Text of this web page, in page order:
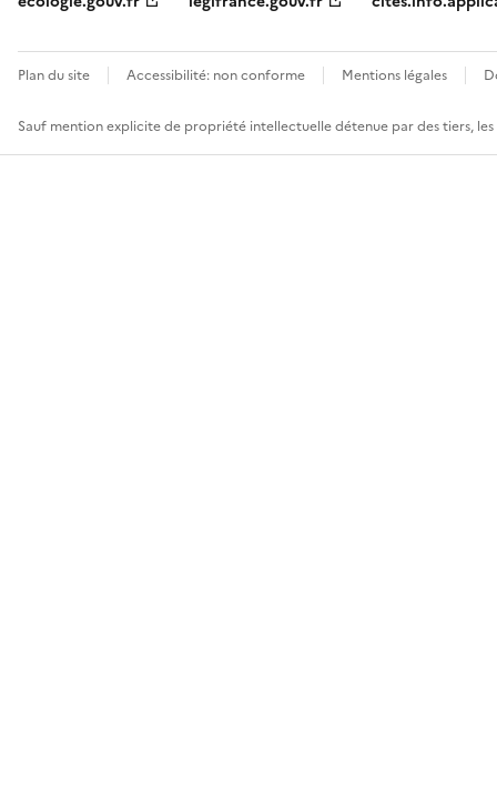
Plan du site Accessibilité: non conforme Mentions légales
Sauf mention explicite de propriété intellectuelle détenue par des tiers,